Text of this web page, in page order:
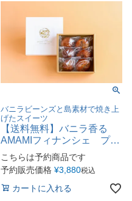
バニラビーンズと島素材で焼き上
げたスイーツ
【送料無料】バニラ香る
AMAMIフィナンシェ プレ
ーン＆島バナナ
こちらは予約商品です
予約販売価格 ¥3,880税込
カートに入れる